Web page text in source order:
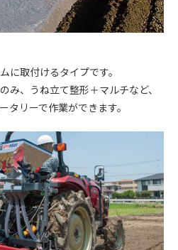
に取付けるタイプです。
み、うね立て整形＋マルチなど、
タリーで作業ができます。